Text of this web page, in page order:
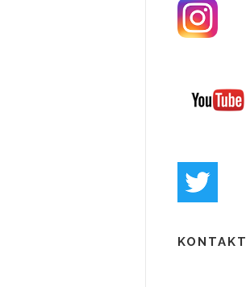
KONTAKT